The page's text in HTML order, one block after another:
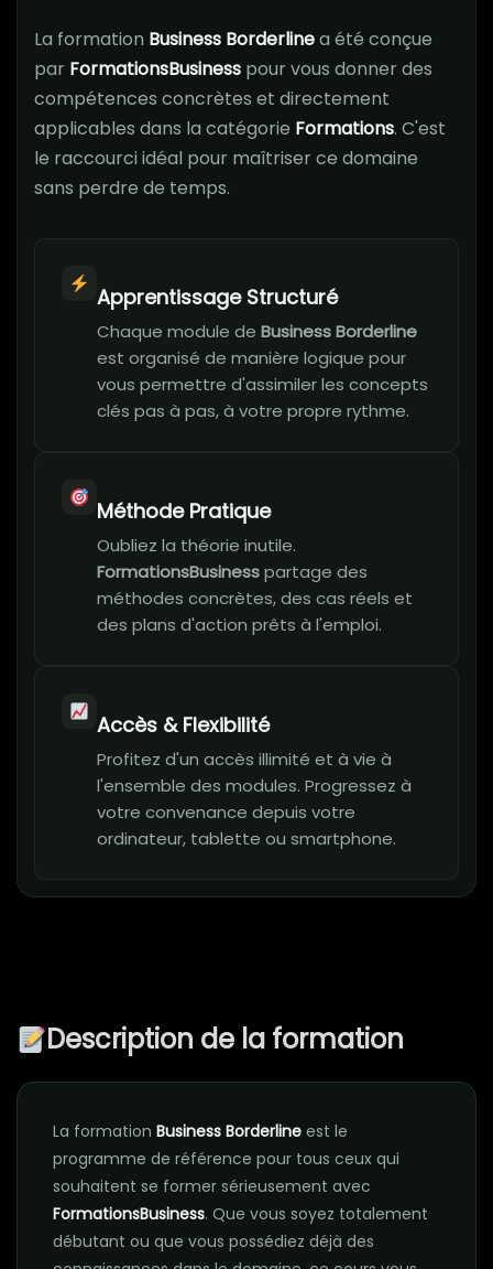
La formation Business Borderlinea été conçue
par FormationsBusiness pour vous donner des
compétences concrètes et directement
applicables dans la catégorie Formations. C'est
le raccourci idéal pour maîtriser ce domaine
sans perdre de temps.
Apprentissage Structuré
Chaque module de Business Borderline
est organisé de manière logique pour
vous permettre d'assimiler les concepts
clés pas à pas, à votre propre rythme.
Méthode Pratique
Oubliez la théorie inutile.
FormationsBusinesspartage des
méthodes concrètes, des cas réels et
des plans d'action prêts à l'emploi.
Accès & Flexibilité
Profitez d'un accès illimité et à vie à
l'ensemble des modules. Progressez à
votre convenance depuis votre
ordinateur, tablette ou smartphone.
Description de la formation
La formation Business Borderline est le
programme de référence pour tous ceux qui
souhaitent se former sérieusement avec
FormationsBusiness. Que vous soyez totalement
débutant ou que vous possédiez déjà des